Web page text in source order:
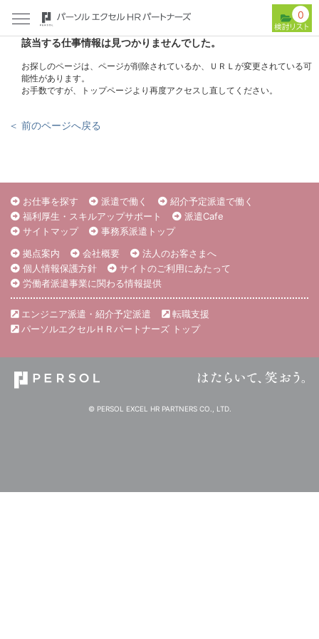
0
該当する仕事情報は見つかりませんでした。
お探しのページは、ページが削除されているか、ＵＲＬが変更されている可
能性があります。
お手数ですが、トップページより再度アクセスし直してください。
＜ 前のページへ戻る
お仕事を探す 派遣で働く
紹介予定派遣で働く
福利厚生・スキルアップサポート
派遣Cafe
サイトマップ
事務系派遣トップ
拠点案内
会社概要
法人のお客さまへ
個人情報保護方針
サイトのご利用にあたって
労働者派遣事業に関わる情報提供
エンジニア派遣・紹介予定派遣
転職支援
パーソルエクセルＨＲパートナーズ トップ
© PERSOL EXCEL HR PARTNERS CO., LTD.